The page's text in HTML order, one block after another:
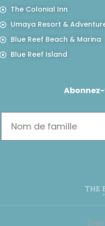
The Colonial Inn
Umaya Resort &
Blue Reef Beach & Marina
Blue Reef Island